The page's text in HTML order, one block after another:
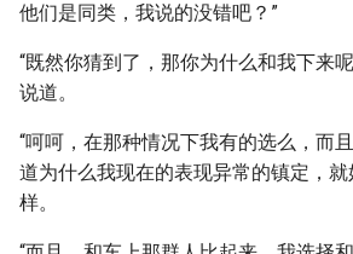
他们是同类，我说的没错吧？”
“既然你猜到了，那你为什么和我下来
说道。
“呵呵，在那种情况下我有的选么，而
道为什么我现在的表现异常的镇定，
样。